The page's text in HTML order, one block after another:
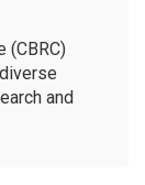
(CBRC)
and